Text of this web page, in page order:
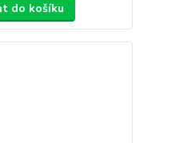
do košíku